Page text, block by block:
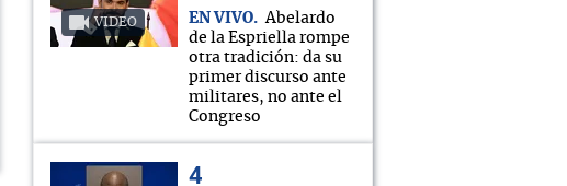
VIDEO EN VIVO
Abelardo
de la Espriella rompe
otra tradición: da su
primer discurso ante
militares, no ante el
Congreso